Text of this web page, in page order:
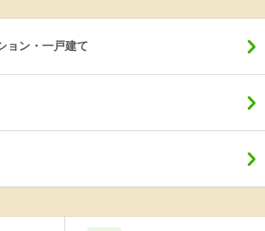
ョン・一戸建て